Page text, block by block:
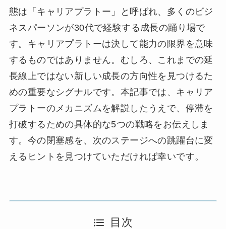
態は「キャリアプラトー」と呼ばれ、多くのビジ
ネスパーソンが30代で経験する成長の踊り場で
す。キャリアプラトーは決して能力の限界を意味
するものではありません。むしろ、これまでの延
長線上ではない新しい成長の方向性を見つけるた
めの重要なシグナルです。本記事では、キャリア
プラトーのメカニズムを解説したうえで、停滞を
打破するための具体的な5つの戦略をお伝えしま
す。今の閉塞感を、次のステージへの跳躍台に変
えるヒントを見つけていただければ幸いです。
目次